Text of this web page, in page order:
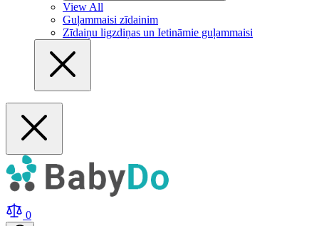
View All
Guļammaisi zīdainim
Zīdaiņu ligzdiņas un Ietināmie guļammaisi
0